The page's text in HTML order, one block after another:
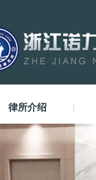
律所介绍